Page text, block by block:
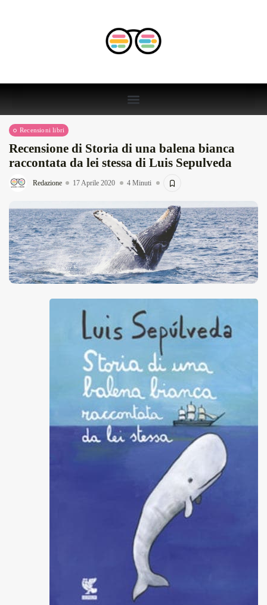
Recensioni libri
Recensione di Storia di una balena bianca
raccontata da lei stessa di Luis Sepulveda
Redazione 17 Aprile 2020 4 Minuti